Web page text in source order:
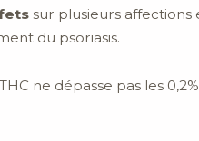
sur plusieurs affections
du psoriasis.
ne dépasse pas les